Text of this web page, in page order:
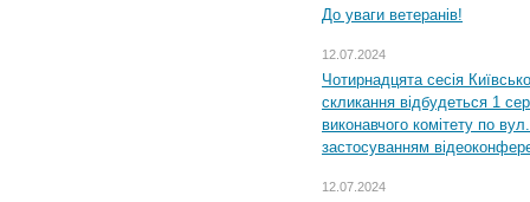
До уваги ветеранів!
12.07.2024
Чотирнадцята сесія
скликання відбудеться 1
виконавчого комітету по
застосуванням
12.07.2024